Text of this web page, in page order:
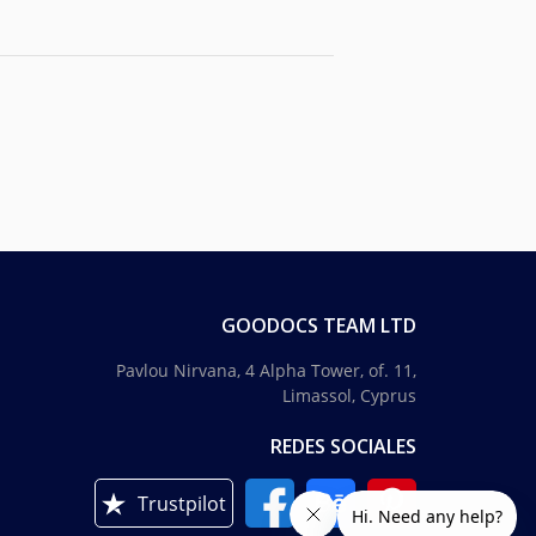
GOODOCS TEAM LTD
Pavlou Nirvana, 4 Alpha Tower, of. 11,
Limassol, Cyprus
REDES SOCIALES
Trustpilot